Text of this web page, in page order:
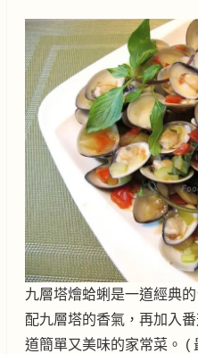
九層塔燴蛤蜊是一道經典
配九層塔的香氣，再加入
道簡單又美味的家常菜。 (